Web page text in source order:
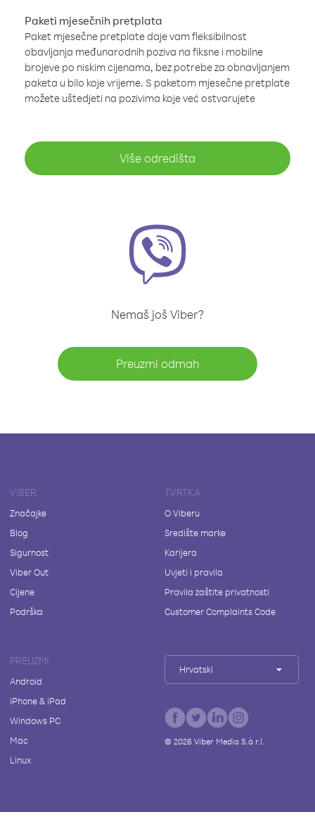
Paketi mjesečnih pretplata
Paket mjesečne pretplate daje vam fleksibilnost
obavljanja međunarodnih poziva na fiksne i mobilne
brojeve po niskim cijenama, bez potrebe za obnavljanjem
paketa u bilo koje vrijeme. S paketom mjesečne pretplate
možete uštedjeti na pozivima koje već ostvarujete
Više odredišta
Nemaš još Viber?
Preuzmi odmah
VIBER
Značajke
Blog
Sigurnost
Viber Out
Cijene
Podrška
TVRTKA
O Viberu
Središte marke
Karijera
Uvjeti i pravila
Pravila zaštite privatnosti
Customer Complaints Code
PREUZMI
Android
iPhone & iPad
Windows PC
Mac
Linux
Hrvatski
© 2026Viber Media S.à r.l.